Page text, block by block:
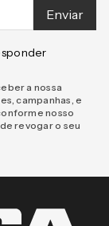
Enviar
a nossa
campanhas, e
nosso
revogar o seu